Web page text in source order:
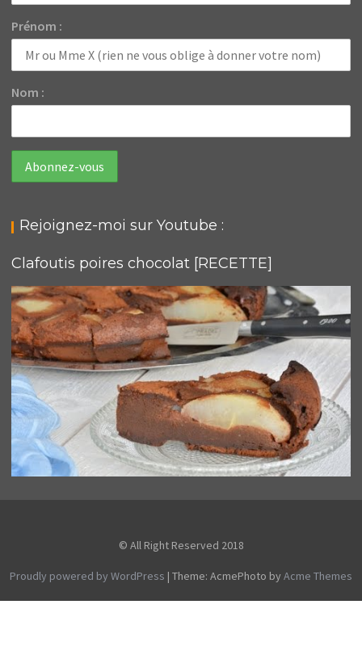
Prénom :
Nom :
Rejoignez-moi sur Youtube :
Clafoutis poires chocolat [RECETTE]
© All Right Reserved 2018
Proudly powered by WordPress | Theme: AcmePhoto by Acme Themes